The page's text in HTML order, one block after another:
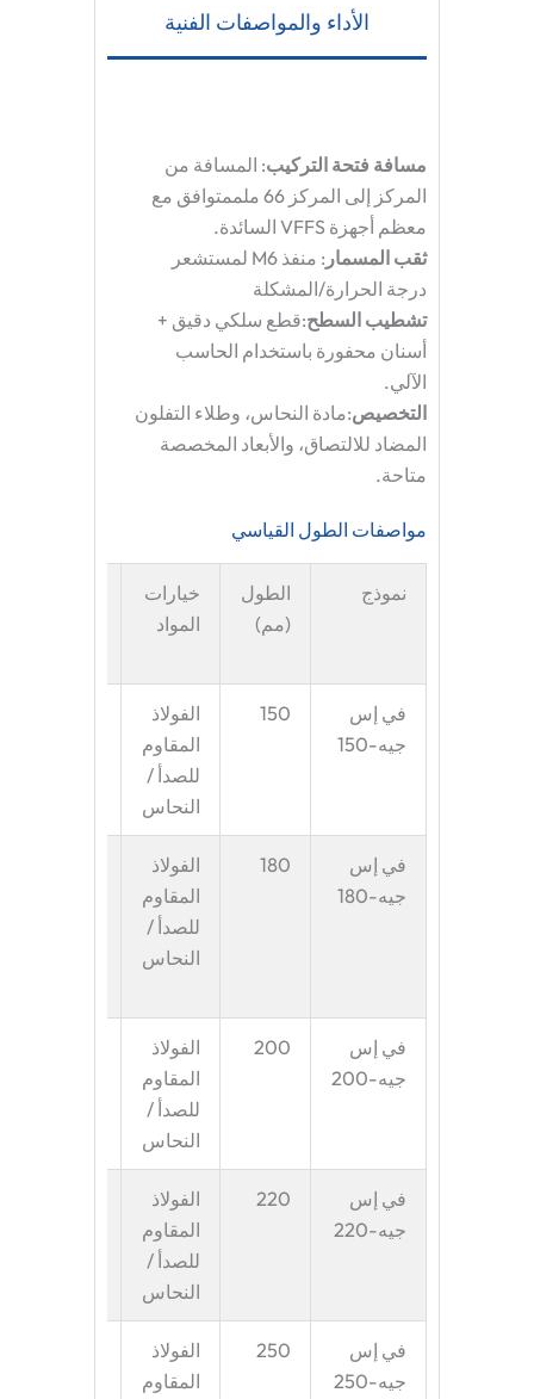
الأداء والمواصفات الفنية
مسافة فتحة التركيب: المسافة من
المركز إلى المركز 66 ملم
متوافق مع
معظم أجهزة VFFS السائدة.
ثقب المسمار
: منفذ M6 لمستشعر
درجة الحرارة/المشكلة
تشطيب السطح:قطع سلكي دقيق +
أسنان محفورة باستخدام الحاسب
الآلي.
التخصيص:مادة النحاس، وطلاء التفلون
المضاد للالتصاق، والأبعاد المخصصة
متاحة.
مواصفات الطول القياسي
نموذج
الطول
(مم)
خيارات
المواد
في إس
جيه-150
150
الفولاذ
المقاوم
للصدأ /
النحاس
في إس
جيه-180
180
الفولاذ
المقاوم
للصدأ /
النحاس
في إس
جيه-200
200
الفولاذ
المقاوم
للصدأ /
النحاس
في إس
جيه-220
220
الفولاذ
المقاوم
للصدأ /
النحاس
في إس
جيه-250
250
الفولاذ
المقاوم